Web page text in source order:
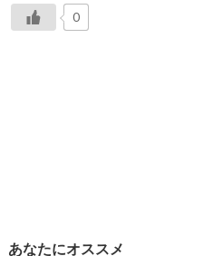
0
あなたにオススメ